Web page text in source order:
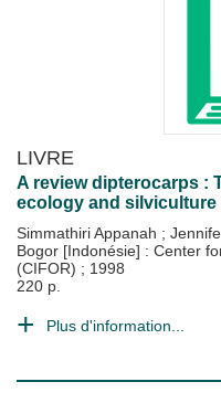
LIVRE
A review dipterocarps :
ecology and silviculture
Simmathiri Appanah ;
Bogor [Indonésie] : Center
(CIFOR) ; 1998
220 p.
Plus d'information...